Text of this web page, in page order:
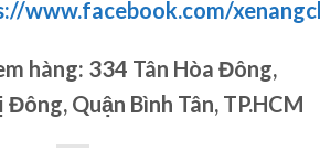
www.facebook.com/
hàng: 334 Tân Hòa Đông,
Quận Bình Tân, TP.HCM